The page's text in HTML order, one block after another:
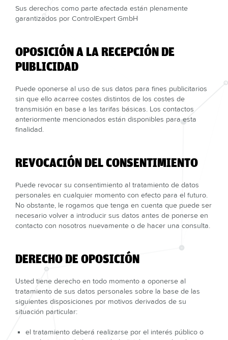
Sus derechos como parte afectada están plenamente
garantizados por ControlExpert GmbH
OPOSICIÓN A LA RECEPCIÓN DE
PUBLICIDAD
Puede oponerse al uso de sus datos para fines publicitarios
sin que ello acarree costes distintos de los costes de
transmisión en base a las tarifas básicas. Los contactos
anteriormente mencionados están disponibles para esta
finalidad.
REVOCACIÓN DEL CONSENTIMIENTO
Puede revocar su consentimiento al tratamiento de datos
personales en cualquier momento con efecto para el futuro.
No obstante, le rogamos que tenga en cuenta que puede ser
necesario volver a introducir sus datos antes de ponerse en
contacto con nosotros nuevamente o de hacer una consulta.
DERECHO DE OPOSICIÓN
Usted tiene derecho en todo momento a oponerse al
tratamiento de sus datos personales sobre la base de las
siguientes disposiciones por motivos derivados de su
situación particular:
el tratamiento deberá realizarse por el interés público o